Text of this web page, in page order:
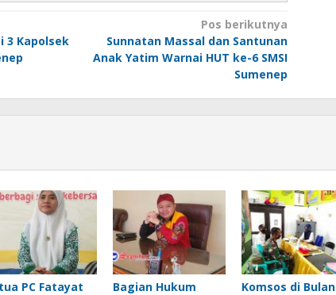
3 Kapolsek
Pos berikutnya
Sunnatan Massal dan Santunan
Anak Yatim Warnai HUT ke-6 SMSI
Sumenep
PC Fatayat
Bagian Hukum
Komsos di Bulan